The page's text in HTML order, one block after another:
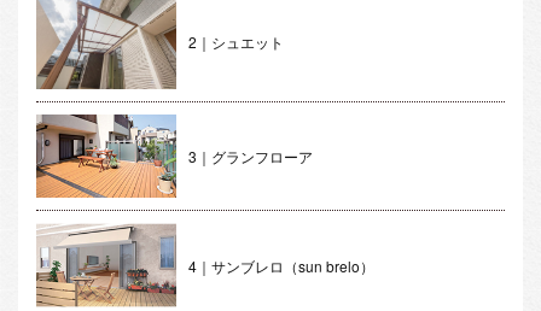
2｜シュエット
3｜グランフローア
4｜サンブレロ（sun brelo）